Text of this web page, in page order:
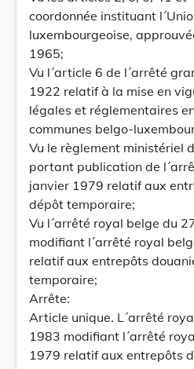
coordonnée instituant
luxembourgeoise,
1965;
Vu l´article 6 de l´arrêté
1922 relatif à la mise en
légales et réglementaires
communes belgo-
Vu le règlement ministériel
portant publication de
janvier 1979 relatif aux
dépôt temporaire;
Vu l´arrêté royal belge du
modifiant l´arrêté royal
relatif aux entrepôts
temporaire;
Arrête:
Article unique. L´arrêté
1983 modifiant l´arrêté
1979 relatif aux entrepôts